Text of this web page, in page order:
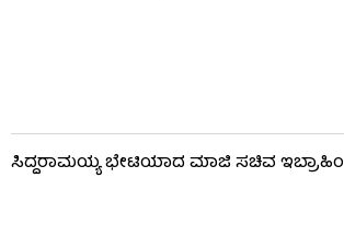
ಸಿದ್ದರಾಮಯ್ಯ ಭೇಟಿಯಾದ ಮಾಜಿ ಸಚಿವ ಇಬ್ರಾಹಿಂ